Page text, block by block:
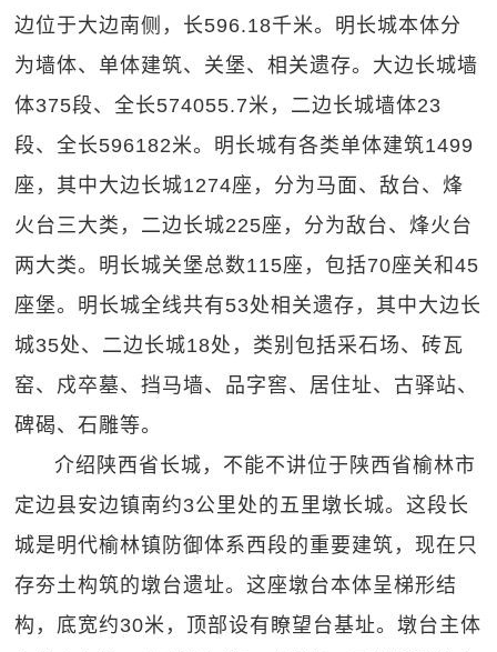
边位于大边南侧，长596.18千米。明长城本体分
为墙体、单体建筑、关堡、相关遗存。大边长城墙
体375段、全长574055.7米，二边长城墙体23
段、全长596182米。明长城有各类单体建筑1499
座，其中大边长城1274座，分为马面、敌台、烽
火台三大类，二边长城225座，分为敌台、烽火台
两大类。明长城关堡总数115座，包括70座关和45
座堡。明长城全线共有53处相关遗存，其中大边长
城35处、二边长城18处，类别包括采石场、砖瓦
窑、戍卒墓、挡马墙、品字窖、居住址、古驿站、
碑碣、石雕等。
介绍陕西省长城，不能不讲位于陕西省榆林市
定边县安边镇南约3公里处的五里墩长城。这段长
城是明代榆林镇防御体系西段的重要建筑，现在只
存夯土构筑的墩台遗址。这座墩台本体呈梯形结
构，底宽约30米，顶部设有瞭望台基址。墩台主体